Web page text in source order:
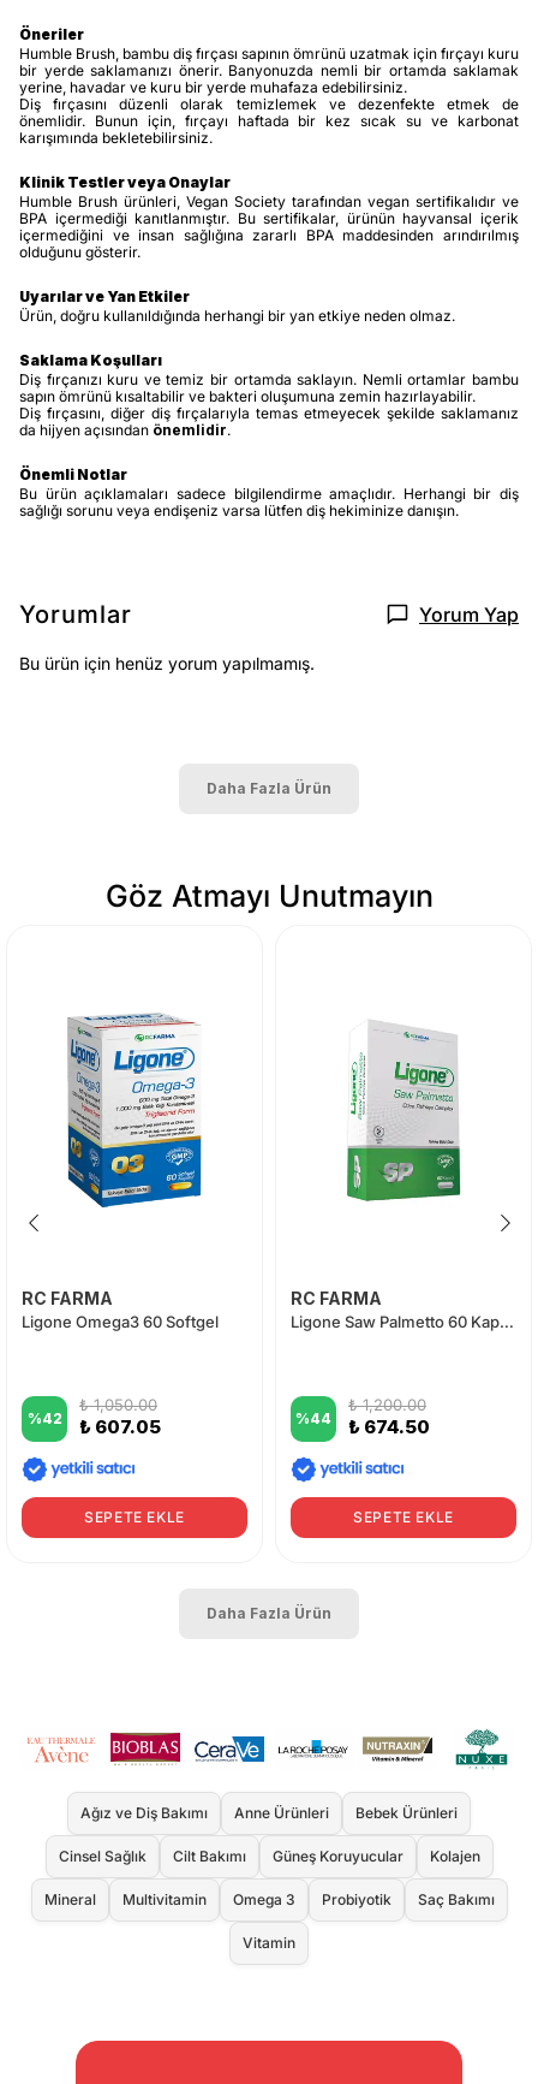
Öneriler
Humble Brush, bambu diş fırçası sapının ömrünü uzatmak için fırçayı kuru
bir yerde saklamanızı önerir. Banyonuzda nemli bir ortamda saklamak
yerine, havadar ve kuru bir yerde muhafaza edebilirsiniz.
Diş fırçasını düzenli olarak temizlemek ve dezenfekte etmek de
önemlidir. Bunun için, fırçayı haftada bir kez sıcak su ve karbonat
karışımında bekletebilirsiniz.
Klinik Testler veya Onaylar
Humble Brush ürünleri, Vegan Society tarafından vegan sertifikalıdır ve
BPA içermediği kanıtlanmıştır. Bu sertifikalar, ürünün hayvansal içerik
içermediğini ve insan sağlığına zararlı BPA maddesinden arındırılmış
olduğunu gösterir.
Uyarılar ve Yan Etkiler
Ürün, doğru kullanıldığında herhangi bir yan etkiye neden olmaz.
Saklama Koşulları
Diş fırçanızı kuru ve temiz bir ortamda saklayın. Nemli ortamlar bambu
sapın ömrünü kısaltabilir ve bakteri oluşumuna zemin hazırlayabilir.
Diş fırçasını, diğer diş fırçalarıyla temas etmeyecek şekilde saklamanız
da hijyen açısından önemlidir.
Önemli Notlar
Bu ürün açıklamaları sadece bilgilendirme amaçlıdır. Herhangi bir diş
sağlığı sorunu veya endişeniz varsa lütfen diş hekiminize danışın.
Yorumlar Yorum Yap
Bu ürün için henüz yorum yapılmamış.
Daha Fazla Ürün
Göz Atmayı Unutmayın
RC FARMA
Ligone Omega3 60 Softgel
%42
₺ 1,050.00
₺ 607.05
SEPETE EKLE
RC FARMA
Ligone Saw Palmetto 60 Kapsül
%44
₺ 1,200.00
₺ 674.50
SEPETE EKLE
Daha Fazla Ürün
Ağız ve Diş Bakımı Anne Ürünleri Bebek Ürünleri
Cinsel Sağlık Cilt Bakımı Güneş Koruyucular Kolajen
Mineral Multivitamin Omega 3 Probiyotik Saç Bakımı
Vitamin